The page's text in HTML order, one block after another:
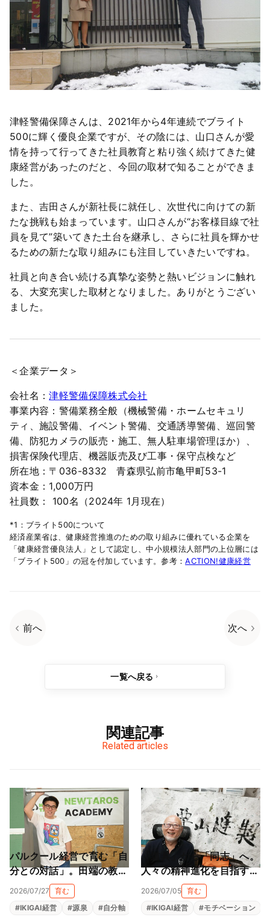
津軽警備保障さんは、2021年から4年連続でブライト
500に輝く優良企業ですが、その陰には、山口さんが愛
情を持って行ってきた社員教育と粘り強く続けてきた健
康経営があったのだと、今回の取材で知ることができま
した。
また、吉田さんが新社長に就任し、次世代に向けての新
たな挑戦も始まっています。山口さんが“お客様目線で社
員を見て”築いてきた土台を継承し、さらに社員を輝かせ
るための新たな取り組みにも注目していきたいですね。
社員と向き合い続ける真摯な姿勢と熱いビジョンに触れ
る、大変充実した取材となりました。ありがとうござい
ました。
＜企業データ＞
会社名：津軽警備保障株式会社
事業内容：警備業務全般（機械警備・ホームセキュリ
ティ、施設警備、イベント警備、交通誘導警備、巡回警
備、防犯カメラの販売・施工、無人駐車場管理ほか）、
損害保険代理店、機器販売及び工事・保守点検など
所在地：〒036-8332 青森県弘前市亀甲町53-1
資本金：1,000万円
社員数： 100名（2024年 1月現在）
*1：ブライト500について
経済産業省は、健康経営推進のための取り組みに優れている企業を
「健康経営優良法人」として認定し、中小規模法人部門の上位層には
「ブライト500」の冠を付加しています。参考：ACTION!健康経営
前へ 次へ
一覧へ戻る
関連記事
Related articles
パルクール経営で育む「自
分との対話」。田端の教室
が作る大人も子供も輝ける
居場所（NEWTAROS ）
2026/07/27
育む
#IKIGAI経営 #源泉 #自分軸 自己理解 #自律型人材育成
「道具」から「同志」へ。
人々の精神進化を目指す地
球黒字化経営（栗山縫製株
2026/07/05 育む
#IKIGAI経営 #モチベーション